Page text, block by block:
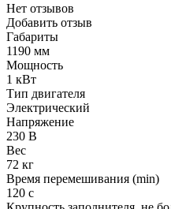
Нет отзывов
Добавить отзыв
Габариты
1190 мм
Мощность
1 кВт
Тип двигателя
Электрический
Напряжение
230 В
Вес
72 кг
Время перемешивания (min)
120 с